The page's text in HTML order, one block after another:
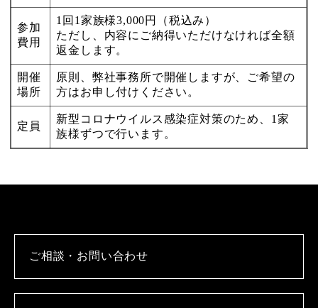
参加
費用
1回1家族様3,000円（税込み）
ただし、内容にご納得いただけなければ全額
返金します。
開催
場所
原則、弊社事務所で開催しますが、ご希望の
方はお申し付けください。
定員
新型コロナウイルス感染症対策のため、1家
族様ずつで行います。
ご相談・お問い合わせ